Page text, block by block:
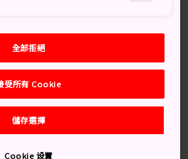
濱，車程約 20 分鐘。要前往宮
到盛岡站，然後換乘巴士或山田
全部拒絕
受所有 Cookie
儲存選擇
Cookie 设置